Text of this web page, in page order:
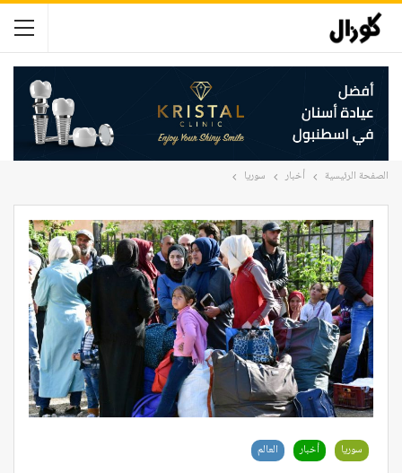
الصفحة الرئيسية أخبار سوريا
سوريا أخبار العالم